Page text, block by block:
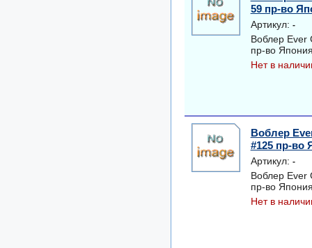
59 пр-во
Артикул: -
Воблер Ever
пр-во
Нет в
Воблер
#125 пр-во
Артикул: -
Воблер Ever
пр-во
Нет в